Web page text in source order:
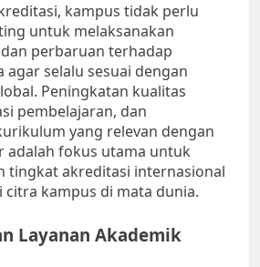
kampus tidak perlu
untuk melaksanakan
perbaruan terhadap
selalu sesuai dengan
Peningkatan kualitas
pembelajaran, dan
yang relevan dengan
adalah fokus utama untuk
tingkat akreditasi internasional
kampus di mata dunia.
Layanan Akademik